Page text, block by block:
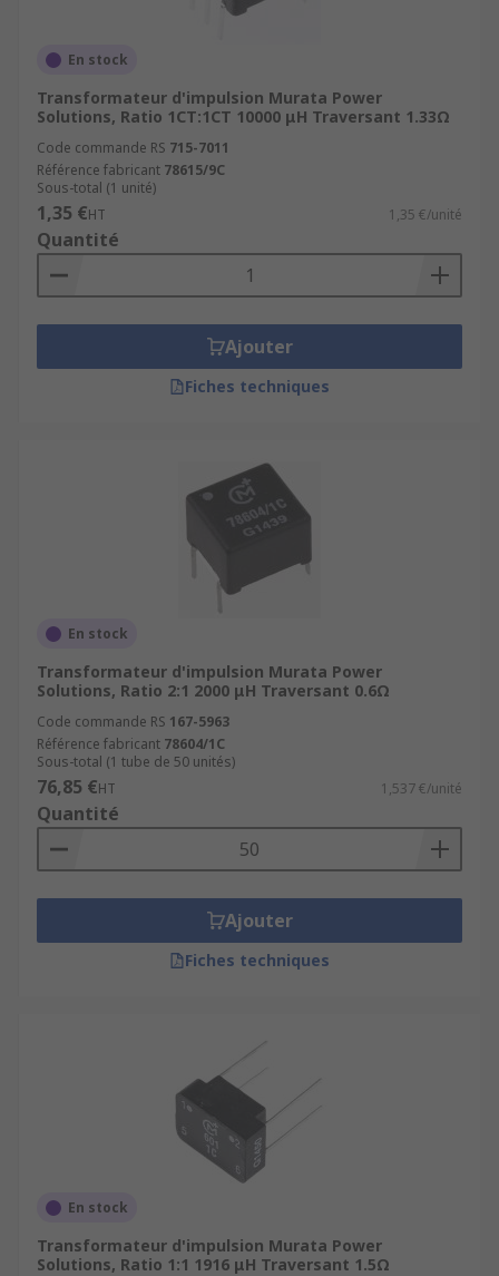
En stock
Transformateur d'impulsion Murata Power
Solutions, Ratio 1CT:1CT 10000 μH Traversant 1.33Ω
Code commande RS 715-7011
Référence fabricant 78615/9C
Sous-total (1 unité)
1,35 €HT 1,35 €/unité
Quantité
Ajouter
Fiches techniques
En stock
Transformateur d'impulsion Murata Power
Solutions, Ratio 2:1 2000 μH Traversant 0.6Ω
Code commande RS 167-5963
Référence fabricant 78604/1C
Sous-total (1 tube de 50 unités)
76,85 €HT 1,537 €/unité
Quantité
Ajouter
Fiches techniques
En stock
Transformateur d'impulsion Murata Power
Solutions, Ratio 1:1 1916 μH Traversant 1.5Ω